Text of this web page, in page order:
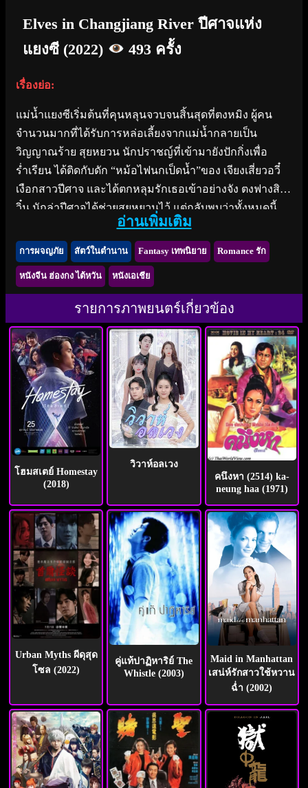
Elves in Changjiang River ปีศาจแห่ง
แยงซี (2022)
493 ครั้ง
เรื่องย่อ:
แม่น้ำแยงซีเริ่มต้นที่คุนหลุนจวบจนสิ้นสุดที่ตงหมิง ผู้คน
จำนวนมากที่ได้รับการหล่อเลี้ยงจากแม่น้ำกลายเป็น
วิญญาณร้าย สุยหยวน นักปราชญ์ที่เข้ามายังปักกิ่งเพื่อ
ร่ำเรียน ได้ติดกับดัก “หม้อไฟนกเป็ดน้ำ”ของ เจียงเสี่ยวอวี๋
เงือกสาวปีศาจ และได้ตกหลุมรักเธอเข้าอย่างจัง ตงฟางสิงอ
วิ๋น นักล่าปีศาจได้ช่วยสุยหยวนไว้ แต่กลับพบว่าทั้งหมดนี้
เกิดจากปลาปีศาจร้ายโบราณ แม่น้ำที่กำลังเดือด ผู้คนที่
กำลังดิ้นรน การต่อสู้เพื่อช่วยชีวิตผู้คนและความรักได้เริ่ม
ต้นที่แม่น้ำแห่งนี้...
อ่านเพิ่มเติม
การผจญภัย สัตว์ในตำนาน Fantasy เทพนิยาย Romance รัก
หนังจีน ฮ่องกง ไต้หวัน หนังเอเชีย
รายการภาพยนตร์เกี่ยวข้อง
โฮมสเตย์ Homestay
(2018)
วิวาห์อลเวง
คนึงหา (2514) ka-
neung haa (1971)
Urban Myths ผีดุสุด
โซล (2022)
คู่แท้ปาฏิหาริย์ The
Whistle (2003)
Maid in Manhattan
เสน่ห์รักสาวใช้หวาน
ฉ่ำ (2002)